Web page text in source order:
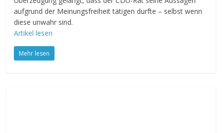
aufgrund der Meinungsfreiheit tätigen durfte – selbst wenn
diese unwahr sind.
Artikel lesen
Mehr lesen